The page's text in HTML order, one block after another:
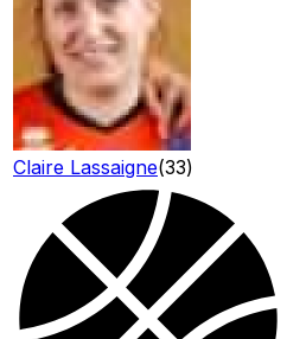
Claire Lassaigne(33)